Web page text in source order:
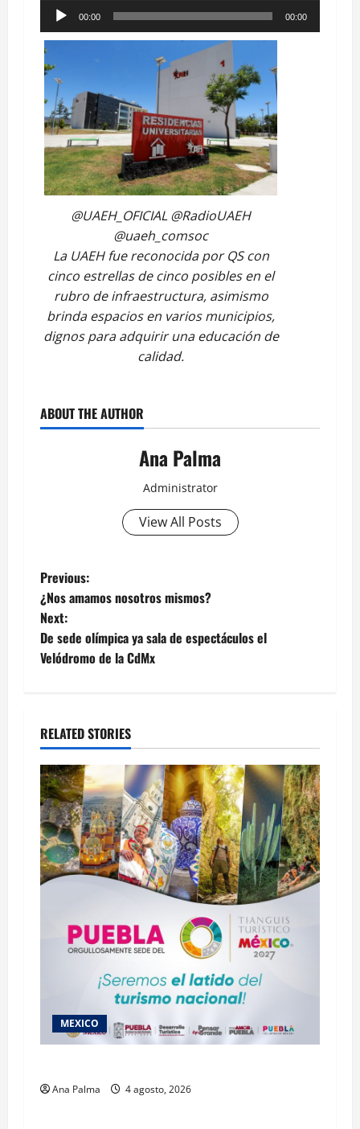
Reproductor
de
audio
00:00 00:00
@UAEH_OFICIAL @RadioUAEH
@uaeh_comsoc
La UAEH fue reconocida por QS con
cinco estrellas de cinco posibles en el
rubro de infraestructura, asimismo
brinda espacios en varios municipios,
dignos para adquirir una educación de
calidad.
ABOUT THE AUTHOR
Ana Palma
Administrator
View All Posts
Post
navigation
Previous:
¿Nos amamos nosotros mismos?
Next:
De sede olímpica ya sala de espectáculos el
Velódromo de la CdMx
RELATED STORIES
MEXICO
Ana Palma 4 agosto, 2026
MEXICO